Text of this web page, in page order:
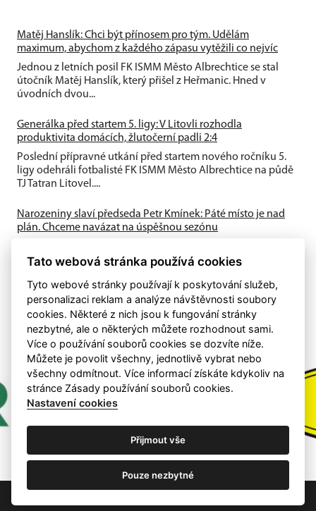
Matěj Hanslík: Chci být přínosem pro tým. Udělám
maximum, abychom z každého zápasu vytěžili co nejvíc
Jednou z letních posil FK ISMM Město Albrechtice se stal
útočník Matěj Hanslík, který přišel z Heřmanic. Hned v
úvodních dvou...
Generálka před startem 5. ligy: V Litovli rozhodla
produktivita domácích, žlutočerní padli 2:4
Poslední přípravné utkání před startem nového ročníku 5.
ligy odehráli fotbalisté FK ISMM Město Albrechtice na půdě
TJ Tatran Litovel....
Narozeniny slaví předseda Petr Kmínek: Páté místo je nad
plán. Chceme navázat na úspěšnou sezónu
výsledky. A-tým obsadil výborné 5. místo, dařilo se také
Tato webová stránka používá cookies
Tyto webové stránky používají k poskytování služeb,
personalizaci reklam a analýze návštěvnosti soubory
cookies. Některé z nich jsou k fungování stránky
nezbytné, ale o některých můžete rozhodnout sami.
Více o používání souborů cookies se dozvíte níže.
Můžete je povolit všechny, jednotlivě vybrat nebo
všechny odmítnout. Více informací získáte kdykoliv na
stránce Zásady používání souborů cookies.
Nastavení cookies
Přijmout vše
Pouze nezbytné